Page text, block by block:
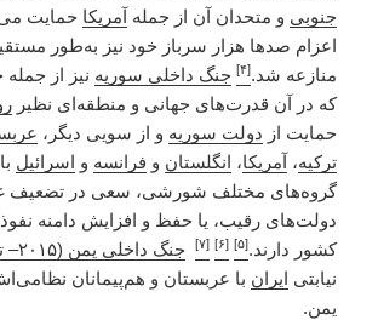
جنوبی و متحدان آن از جمله آمریکا حمایت
اعزام صدها هزار سرباز خود نیز به‌طور
منازعه شد.[۴] جنگ داخلی سوریه نیز از
که در آن قدرت‌های جهانی و منطقه‌ای نظیر
حمایت از دولت سوریه و از سویی دیگر،
ترکیه، آمریکا،‌ انگلستان و فرانسه و اسرائیل
گروه‌های مختلف شورشی، سعی در تضعیف
دولت‌های رقیب، یا حفظ و افزایش دامنه
کشور دارند.[۵] [۶] [۷] جنگ داخلی یمن (۲۰۱۵– تاکنون)
نیابتی ایران با عربستان و هم‌پیمانان
یمن.